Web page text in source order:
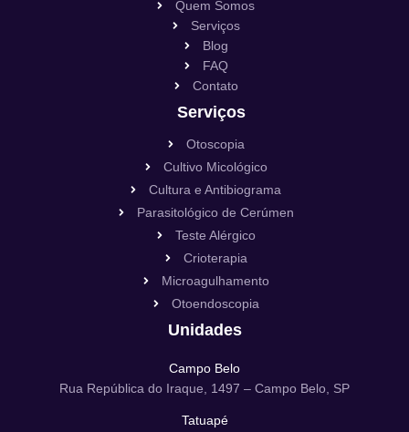
Quem Somos
Serviços
Blog
FAQ
Contato
Serviços
Otoscopia
Cultivo Micológico
Cultura e Antibiograma
Parasitológico de Cerúmen
Teste Alérgico
Crioterapia
Microagulhamento
Otoendoscopia
Unidades
Campo Belo
Rua República do Iraque, 1497 – Campo Belo, SP
Tatuapé